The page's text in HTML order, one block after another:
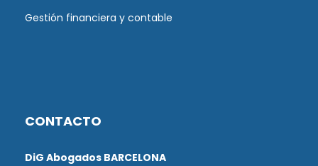
Gestión financiera y contable
CONTACTO
DiG Abogados BARCELONA